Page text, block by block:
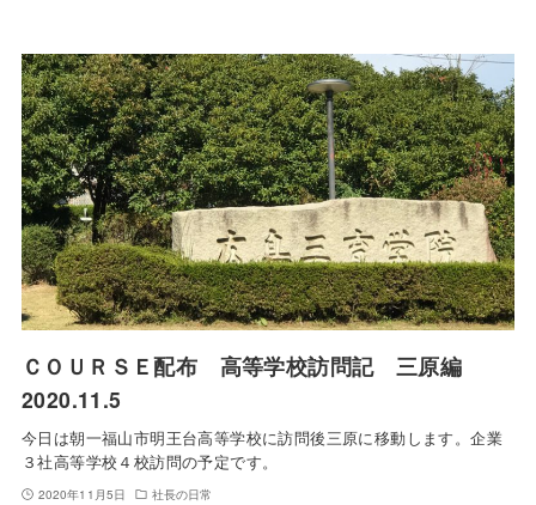
ＣＯＵＲＳＥ配布 高等学校訪問記 三原編
2020.11.5
今日は朝一福山市明王台高等学校に訪問後三原に移動します。企業
３社高等学校４校訪問の予定です。
2020年11月5日 社長の日常